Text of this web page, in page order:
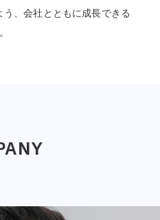
Seeking new supplier
批发的
、会社とともに成長できる